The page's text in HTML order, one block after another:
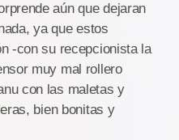
aún que dejaran
ya que estos
-con su recepcionista la
muy mal rollero
con las maletas y
bien bonitas y